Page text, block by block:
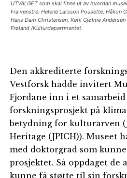
UTVALGET som skal finne ut av hvordan
Fra venstre: Helene Larsson Pousette, Håkon
Hans Dam Christensen, Ketil Gjølme
Frøland /Kulturdepartmentet.
Den akkrediterte
Vestforsk hadde invitert
Fjordane inn i et
forskningsprosjekt på
betydning for kulturarven
Heritage (JPICH)). Museet
med doktorgrad som
prosjektet. Så oppdaget de
kunne få støtte til sin